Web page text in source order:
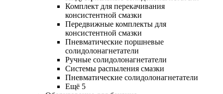
Комплект для перекачивания
консистентной смазки
Передвижные комплекты для
консистентной смазки
Пневматические поршневые
солидолонагнетатели
Ручные солидолонагнетатели
Системы распыления смазки
Пневматические солидолонагнетатели
Ещё 5